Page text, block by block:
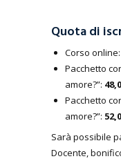
Quota di
Corso online:
Pacchetto
amore?”:
Pacchetto
amore?”:
Sarà possibile
Docente,